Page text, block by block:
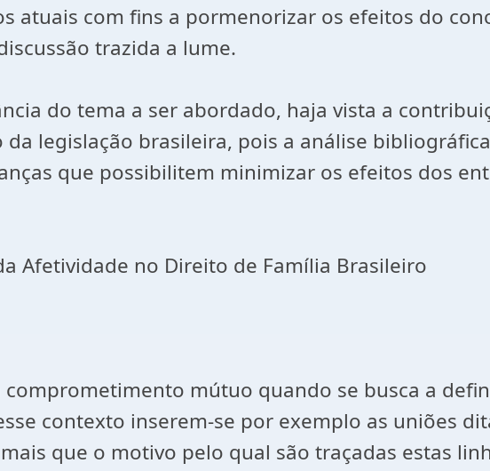
atuais com fins a pormenorizar os efeitos do
trazida a lume.
do tema a ser abordado, haja vista a
da legislação brasileira, pois a análise
que possibilitem minimizar os efeitos dos
Afetividade no Direito de Família Brasileiro
mútuo quando se busca a
contexto inserem-se por exemplo as uniões
que o motivo pelo qual são traçadas estas